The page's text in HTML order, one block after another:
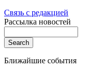
Связь с редакцией
Рассылка новостей
Ближайшие события